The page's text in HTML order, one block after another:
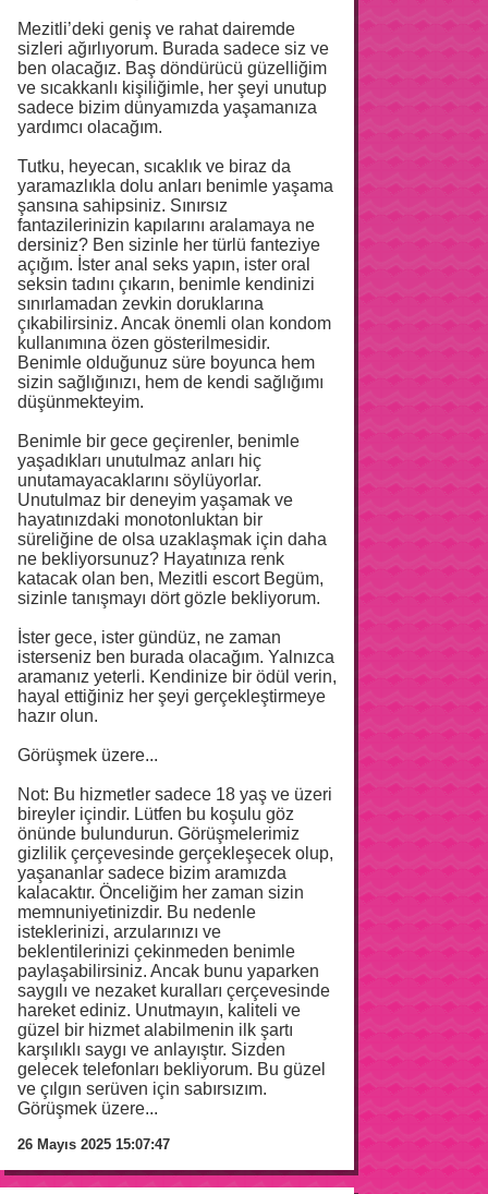
Mezitli’deki geniş ve rahat dairemde
sizleri ağırlıyorum. Burada sadece siz ve
ben olacağız. Baş döndürücü güzelliğim
ve sıcakkanlı kişiliğimle, her şeyi unutup
sadece bizim dünyamızda yaşamanıza
yardımcı olacağım.
Tutku, heyecan, sıcaklık ve biraz da
yaramazlıkla dolu anları benimle yaşama
şansına sahipsiniz. Sınırsız
fantazilerinizin kapılarını aralamaya ne
dersiniz? Ben sizinle her türlü fanteziye
açığım. İster anal seks yapın, ister oral
seksin tadını çıkarın, benimle kendinizi
sınırlamadan zevkin doruklarına
çıkabilirsiniz. Ancak önemli olan kondom
kullanımına özen gösterilmesidir.
Benimle olduğunuz süre boyunca hem
sizin sağlığınızı, hem de kendi sağlığımı
düşünmekteyim.
Benimle bir gece geçirenler, benimle
yaşadıkları unutulmaz anları hiç
unutamayacaklarını söylüyorlar.
Unutulmaz bir deneyim yaşamak ve
hayatınızdaki monotonluktan bir
süreliğine de olsa uzaklaşmak için daha
ne bekliyorsunuz? Hayatınıza renk
katacak olan ben, Mezitli escort Begüm,
sizinle tanışmayı dört gözle bekliyorum.
İster gece, ister gündüz, ne zaman
isterseniz ben burada olacağım. Yalnızca
aramanız yeterli. Kendinize bir ödül verin,
hayal ettiğiniz her şeyi gerçekleştirmeye
hazır olun.
Görüşmek üzere...
Not: Bu hizmetler sadece 18 yaş ve üzeri
bireyler içindir. Lütfen bu koşulu göz
önünde bulundurun. Görüşmelerimiz
gizlilik çerçevesinde gerçekleşecek olup,
yaşananlar sadece bizim aramızda
kalacaktır. Önceliğim her zaman sizin
memnuniyetinizdir. Bu nedenle
isteklerinizi, arzularınızı ve
beklentilerinizi çekinmeden benimle
paylaşabilirsiniz. Ancak bunu yaparken
saygılı ve nezaket kuralları çerçevesinde
hareket ediniz. Unutmayın, kaliteli ve
güzel bir hizmet alabilmenin ilk şartı
karşılıklı saygı ve anlayıştır. Sizden
gelecek telefonları bekliyorum. Bu güzel
ve çılgın serüven için sabırsızım.
Görüşmek üzere...
26 Mayıs 2025 15:07:47